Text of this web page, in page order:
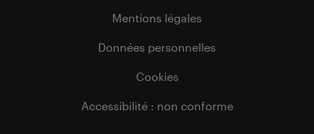
Mentions légales
Données personnelles
Cookies
Accessibilité : non conforme